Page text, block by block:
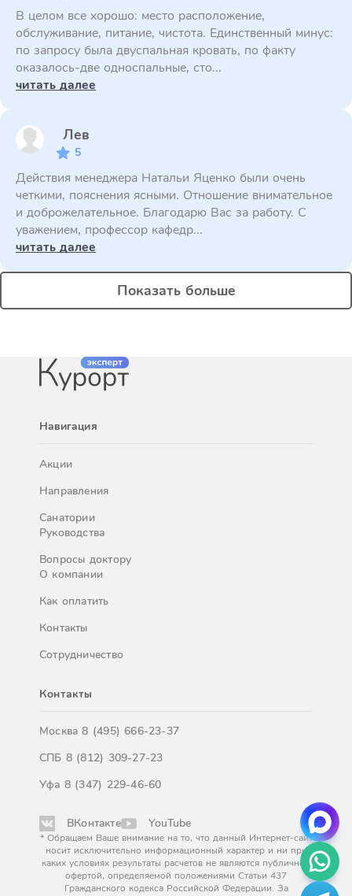
В целом все хорошо: место расположение,
обслуживание, питание, чистота. Единственный минус:
по запросу была двуспальная кровать, по факту
оказалось-две односпальные, сто...
читать далее
Лев
5
Действия менеджера Натальи Яценко были очень
четкими, пояснения ясными. Отношение внимательное
и доброжелательное. Благодарю Вас за работу. С
уважением, профессор кафедр...
читать далее
Показать больше
Навигация
Акции
Направления
Санатории
Руководства
Вопросы доктору
О компании
Как оплатить
Контакты
Сотрудничество
Контакты
Москва8 (495) 666-23-37
СПБ 8 (812) 309-27-23
Уфа 8 (347) 229-46-60
ВКонтакте YouTube
* Обращаем Ваше внимание на то, что данный Интернет-сайт
носит исключительно информационный характер и ни при
каких условиях результаты расчетов не являются публичной
офертой, определяемой положениями Статьи 437
Гражданского кодекса Российской Федерации. За